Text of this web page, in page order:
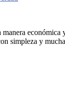
económica
simpleza y